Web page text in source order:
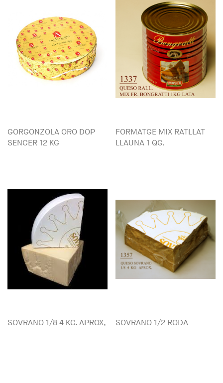
GORGONZOLA ORO DOP
SENCER 12 KG
FORMATGE MIX RATLLAT
LLAUNA 1 QG.
SOVRANO 1/8 4 KG. APROX, SOVRANO 1/2 RODA